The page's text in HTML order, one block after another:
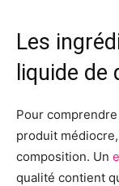
Les
liquide de
Pour
produit
composition. Un
qualité contient